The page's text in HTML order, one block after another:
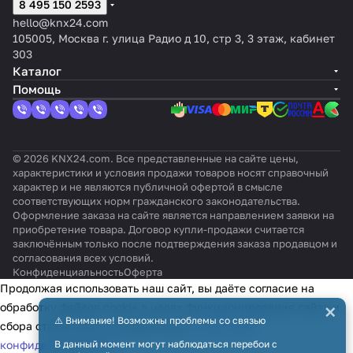
нь
ый KNXs-
ST
Алюм
иние
вый
Ант
R
8 495 150 2593
hello@knx24.com
105005, Москва г. улица Радио д 10, стр 3, 3 этаж, кабинет
303
Каталог
Помощь
© 2026 KNX24.com. Все представленные на сайте цены,
характеристики и условия продажи товаров носят справочный
характер и не являются публичной офертой в смысле
соответствующих норм гражданского законодательства.
Оформление заказа на сайте является направлением заявки на
приобретение товара. Договор купли-продажи считается
заключённым только после подтверждения заказа продавцом и
согласования всех условий.
КонфиденциальностьОферта
⚠️ Внимание! Возможны проблемы со связью
В данный момент могут наблюдаться перебои с
×
Продолжая использовать наш сайт, вы даёте согласие на
обработку файлов cookie в целях функционирования сайта и
сбора статистики в соответствии сполитикой
конфиденциальности